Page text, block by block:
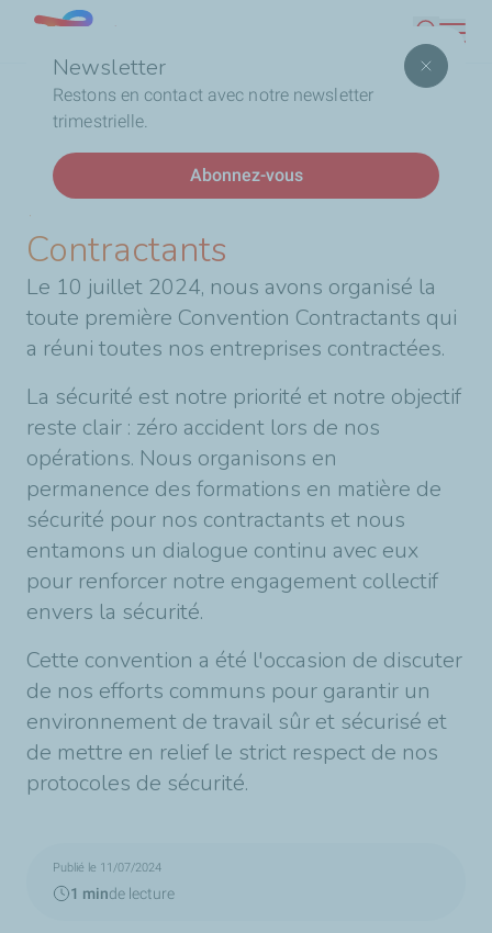
contenu
Newsletter
Restons en contact avec notre newsletter
trimestrielle.
Abonnez-vous
Lebanon
d'Ariane
Accueil Notre première Convention Contractants
DERNIÈRES ACTUALITÉS
Notre première Convention
Contractants
Le 10 juillet 2024, nous avons organisé la
toute première Convention Contractants qui
a réuni toutes nos entreprises contractées.
La sécurité est notre priorité et notre objectif
reste clair : zéro accident lors de nos
opérations. Nous organisons en
permanence des formations en matière de
sécurité pour nos contractants et nous
entamons un dialogue continu avec eux
pour renforcer notre engagement collectif
envers la sécurité.
Cette convention a été l'occasion de discuter
de nos efforts communs pour garantir un
environnement de travail sûr et sécurisé et
de mettre en relief le strict respect de nos
protocoles de sécurité.
Publié le 11/07/2024
1 minde lecture